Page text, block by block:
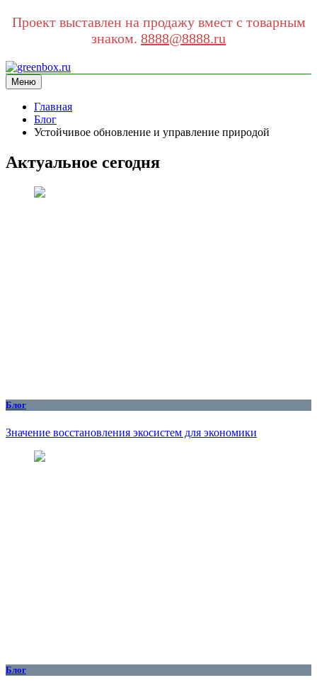
Проект выставлен на продажу вмест с товарным
знаком. 8888@8888.ru
Перейти
к
содержимому
greenbox.ru
сайт про экологию
Меню
Главная
Блог
Устойчивое обновление и управление природой
Актуальное сегодня
Блог
Значение восстановления экосистем для экономики
Блог